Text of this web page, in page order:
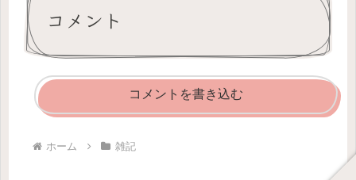
コメント
コメントを書き込む
ホーム 雑記